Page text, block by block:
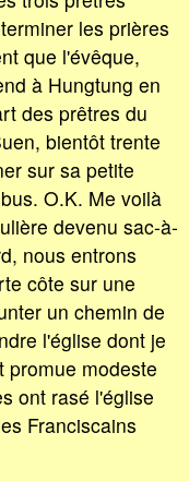
les prières
que l'évêque,
à Hungtung en
des prêtres du
bientôt trente
sur sa petite
O.K. Me voilà
devenu sac-à-
nous entrons
côte sur une
un chemin de
l'église dont je
promue modeste
ont rasé l'église
Franciscains